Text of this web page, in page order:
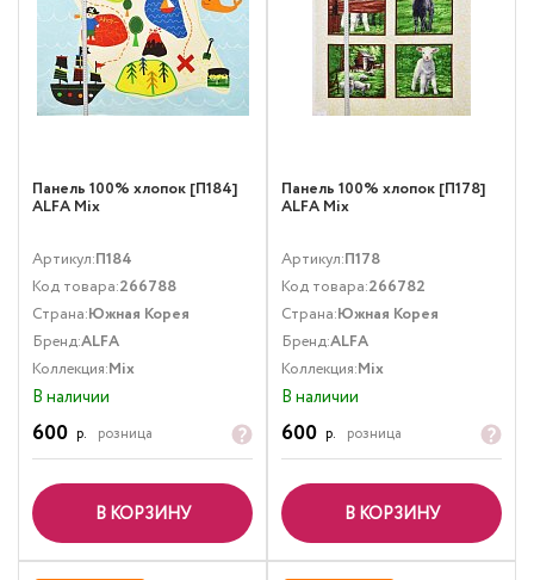
Панель 100% хлопок [П184]
ALFA Mix
Артикул:П184
Код товара:266788
Страна:Южная Корея
Бренд:ALFA
Коллекция:Mix
В наличии
600 р. розница
В КОРЗИНУ
Панель 100% хлопок [П178]
ALFA Mix
Артикул:П178
Код товара:266782
Страна:Южная Корея
Бренд:ALFA
Коллекция:Mix
В наличии
600 р. розница
В КОРЗИНУ